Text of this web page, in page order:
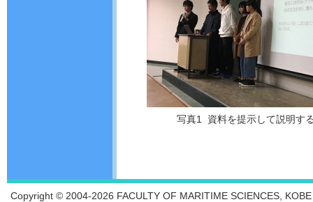
写真1 資料を提示して説明す
Copyright © 2004-2026 FACULTY OF MARITIME SCIENCES,